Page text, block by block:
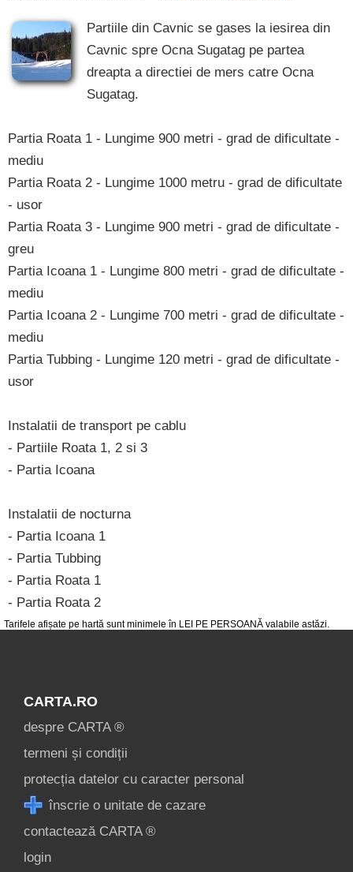
Tarifele afișate pe hartă sunt minimele în LEI PE PERSOANĂ valabile astăzi.
Partiile din Cavnic se gases la iesirea din
Cavnic spre Ocna Sugatag pe partea
dreapta a directiei de mers catre Ocna
Sugatag.
Partia Roata 1 - Lungime 900 metri - grad de dificultate -
mediu
Partia Roata 2 - Lungime 1000 metru - grad de dificultate
- usor
Partia Roata 3 - Lungime 900 metri - grad de dificultate -
greu
Partia Icoana 1 - Lungime 800 metri - grad de dificultate -
mediu
Partia Icoana 2 - Lungime 700 metri - grad de dificultate -
mediu
Partia Tubbing - Lungime 120 metri - grad de dificultate -
usor
Instalatii de transport pe cablu
- Partiile Roata 1, 2 si 3
- Partia Icoana
Instalatii de nocturna
- Partia Icoana 1
- Partia Tubbing
- Partia Roata 1
- Partia Roata 2
CARTA.RO
despre CARTA ®
termeni și condiții
protecția datelor cu caracter personal
înscrie o unitate de cazare
contactează CARTA ®
login